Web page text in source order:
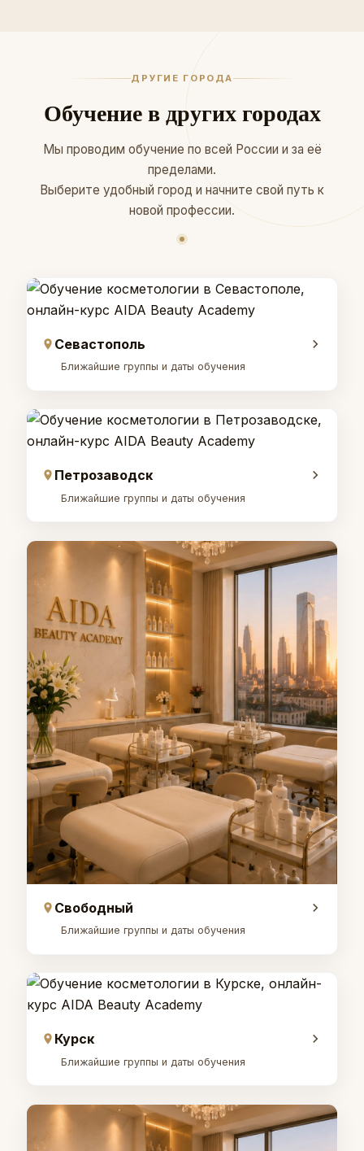
ДРУГИЕ ГОРОДА
Обучение в других городах
Мы проводим обучение по всей России и за её
пределами.
Выберите удобный город и начните свой путь к
новой профессии.
Севастополь
Ближайшие группы и даты обучения
Петрозаводск
Ближайшие группы и даты обучения
Свободный
Ближайшие группы и даты обучения
Курск
Ближайшие группы и даты обучения